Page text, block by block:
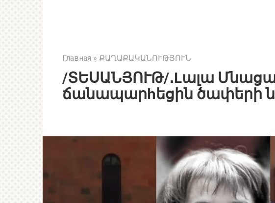
Главная » ՔԱՂԱՔԱԿԱՆՈՒԹՅՈՒՆ
/ՏԵՍԱՆՅՈՒԹ/․Lալա
ճանապարhեցին ծափերի